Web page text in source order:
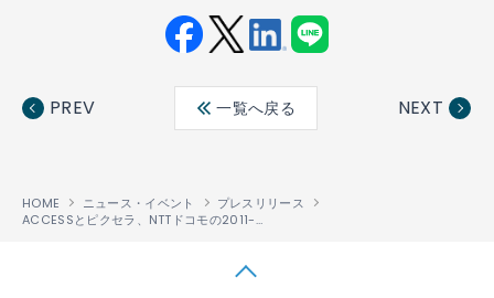
ebo ter
edin
PREV 一覧へ戻る NEXT
HOME ニュース・イベント
プレスリリース
ACCESSとピクセラ、NTTドコモの2011-2012冬春モデルのLGエレクトロニクス製スマートフォン「Optimus LTE L-01D」にワンセグソリューションを提供